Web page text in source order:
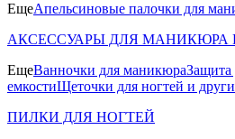
ЕщеАпельсиновые палочки для
АКСЕССУАРЫ ДЛЯ МАНИКЮРА
ЕщеВанночки для маникюраЗащита
емкостиЩеточки для ногтей и
ПИЛКИ ДЛЯ НОГТЕЙ